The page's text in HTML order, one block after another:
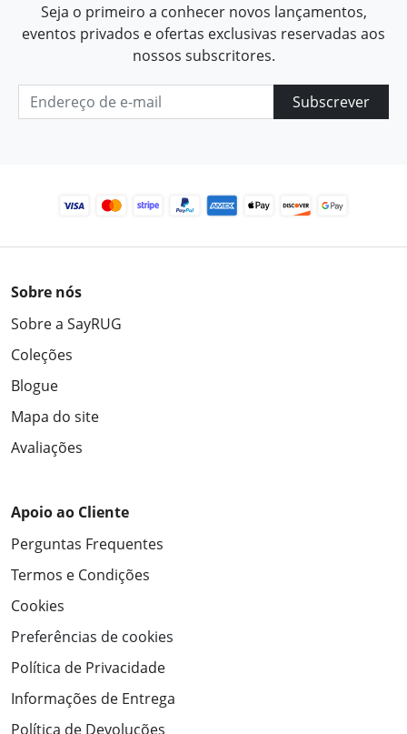
Seja o primeiro a conhecer novos lançamentos,
eventos privados e ofertas exclusivas reservadas aos
nossos subscritores.
Subscrever
Sobre nós
Sobre a SayRUG
Coleções
Blogue
Mapa do site
Avaliações
Apoio ao Cliente
Perguntas Frequentes
Termos e Condições
Cookies
Preferências de cookies
Política de Privacidade
Informações de Entrega
Política de Devoluções